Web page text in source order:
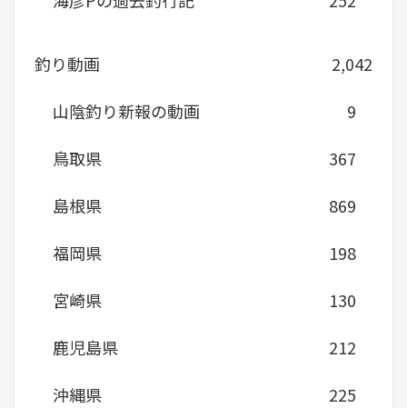
釣り動画
2,042
山陰釣り新報の動画
9
鳥取県
367
島根県
869
福岡県
198
宮崎県
130
鹿児島県
212
沖縄県
225